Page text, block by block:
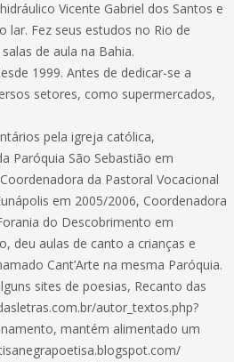
Vicente Gabriel dos Santos e
lar. Fez seus estudos no Rio de
de aula na Bahia.
1999. Antes de dedicar-se a
setores, como supermercados,
pela igreja católica,
Paróquia São Sebastião em
da Pastoral Vocacional
em 2005/2006, Coordenadora
do Descobrimento em
deu aulas de canto a crianças e
Cant’Arte na mesma Paróquia.
sites de poesias, Recanto das
autor_textos.php?
mantém alimentado um